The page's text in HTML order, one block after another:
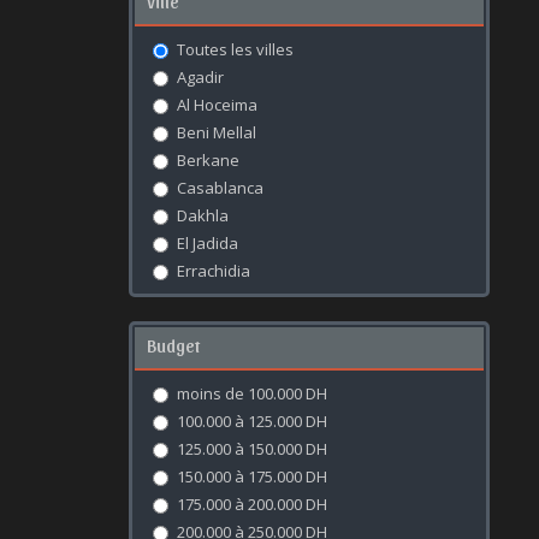
Toutes les villes
Agadir
Al Hoceima
Beni Mellal
Berkane
Casablanca
Dakhla
El Jadida
Errachidia
Essaouira
Fès
Kénitra
Budget
moins de 100.000 DH
100.000 à 125.000 DH
125.000 à 150.000 DH
150.000 à 175.000 DH
175.000 à 200.000 DH
200.000 à 250.000 DH